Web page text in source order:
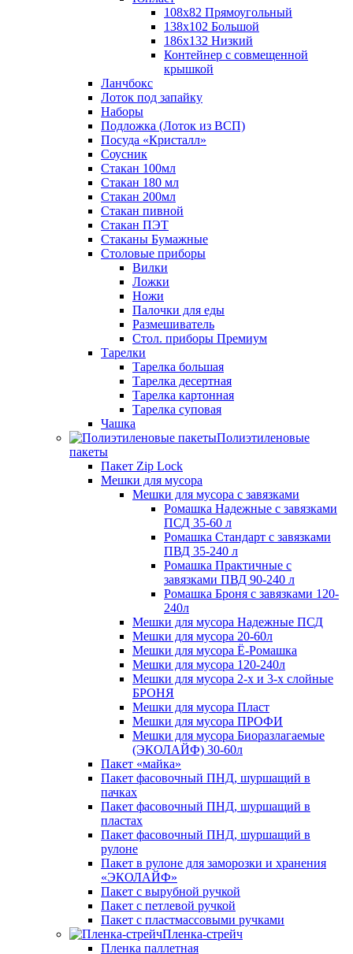
108х82 Прямоугольный
138х102 Большой
186х132 Низкий
Контейнер с совмещенной
крышкой
Ланчбокс
Лоток под запайку
Наборы
Подложка (Лоток из ВСП)
Посуда «Кристалл»
Соусник
Стакан 100мл
Стакан 180 мл
Стакан 200мл
Стакан пивной
Стакан ПЭТ
Стаканы Бумажные
Столовые приборы
Вилки
Ложки
Ножи
Палочки для еды
Размешиватель
Стол. приборы Премиум
Тарелки
Тарелка большая
Тарелка десертная
Тарелка картонная
Тарелка суповая
Чашка
Полиэтиленовые
пакеты
Пакет Zip Lock
Мешки для мусора
Мешки для мусора с завязками
Ромашка Надежные с завязками
ПСД 35-60 л
Ромашка Стандарт с завязками
ПВД 35-240 л
Ромашка Практичные с
завязками ПВД 90-240 л
Ромашка Броня с завязками 120-
240л
Мешки для мусора Надежные ПСД
Мешки для мусора 20-60л
Мешки для мусора Ё-Ромашка
Мешки для мусора 120-240л
Мешки для мусора 2-х и 3-х слойные
БРОНЯ
Мешки для мусора Пласт
Мешки для мусора ПРОФИ
Мешки для мусора Биоразлагаемые
(ЭКОЛАЙФ) 30-60л
Пакет «майка»
Пакет фасовочный ПНД, шуршащий в
пачках
Пакет фасовочный ПНД, шуршащий в
пластах
Пакет фасовочный ПНД, шуршащий в
рулоне
Пакет в рулоне для заморозки и хранения
«ЭКОЛАЙФ»
Пакет с вырубной ручкой
Пакет с петлевой ручкой
Пакет с пластмассовыми ручками
Пленка-стрейч
Пленка паллетная